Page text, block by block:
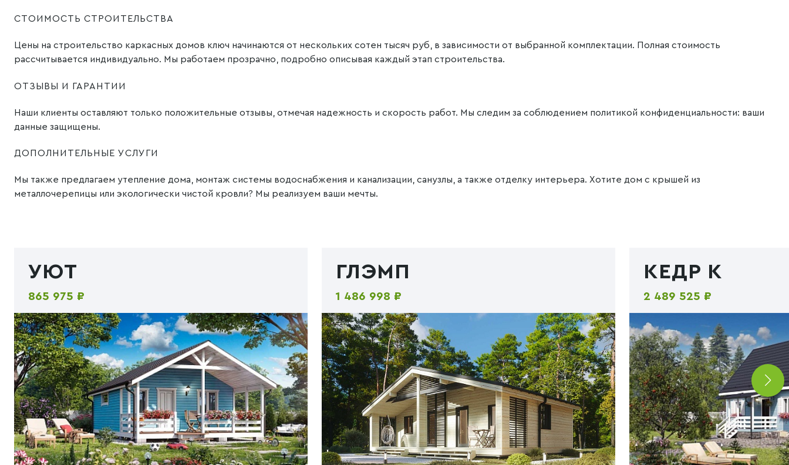
СТОИМОСТЬ СТРОИТЕЛЬСТВА
Цены на строительство каркасных домов ключ начинаются от нескольких сотен тысяч руб, в зависимости от выбранной комплектации. Полная стоимость
рассчитывается индивидуально. Мы работаем прозрачно, подробно описывая каждый этап строительства.
ОТЗЫВЫ И ГАРАНТИИ
Наши клиенты оставляют только положительные отзывы, отмечая надежность и скорость работ. Мы следим за соблюдением политикой конфиденциальности: ваши
данные защищены.
ДОПОЛНИТЕЛЬНЫЕ УСЛУГИ
Мы также предлагаем утепление дома, монтаж системы водоснабжения и канализации, санузлы, а также отделку интерьера. Хотите дом с крышей из
металлочерепицы или экологически чистой кровли? Мы реализуем ваши мечты.
УЮТ
865 975 ₽
ГЛЭМП
1 486 998 ₽
КЕДР К
2 489 525 ₽